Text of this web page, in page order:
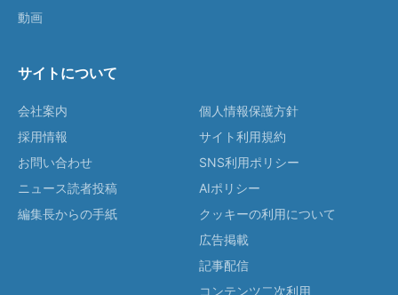
動画
サイトについて
会社案内
採用情報
お問い合わせ
ニュース読者投稿
編集長からの手紙
個人情報保護方針
サイト利用規約
SNS利用ポリシー
AIポリシー
クッキーの利用について
広告掲載
記事配信
コンテンツ二次利用